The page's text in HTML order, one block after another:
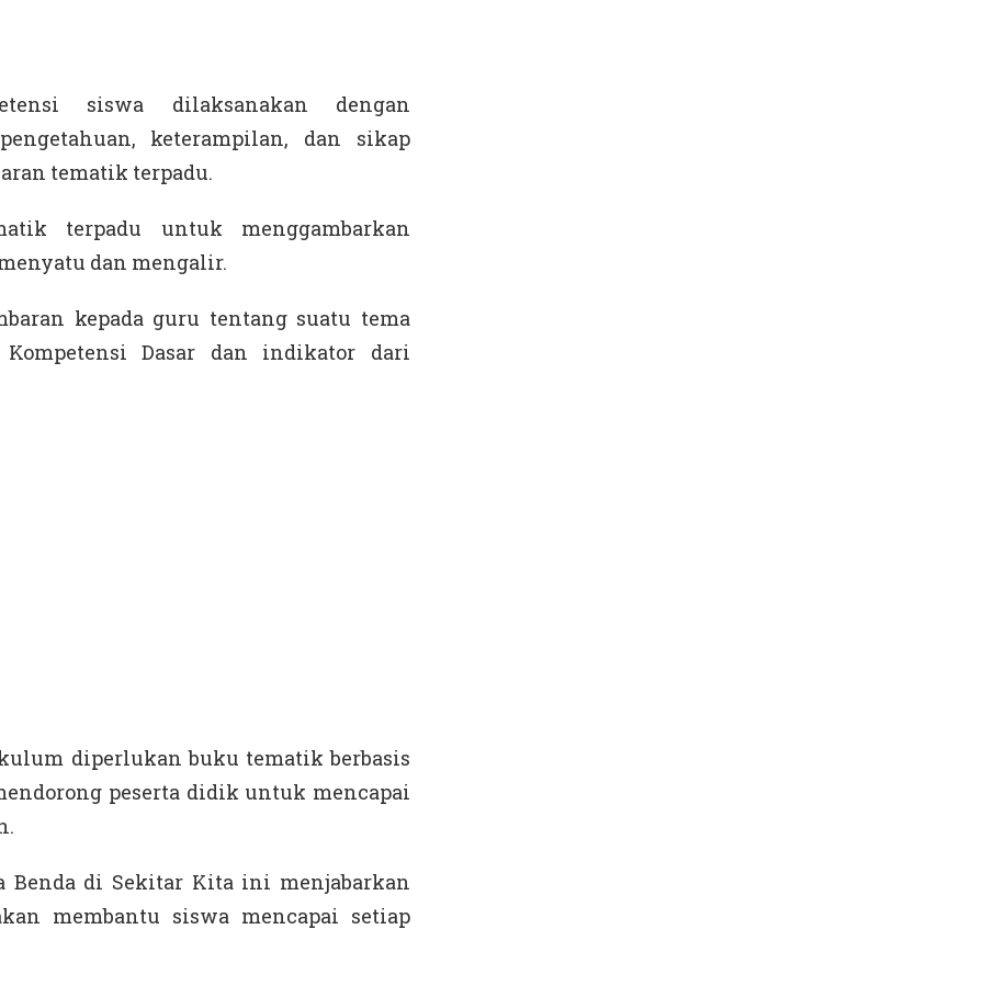
siswa dilaksanakan dengan
keterampilan, dan sikap
tematik terpadu.
terpadu untuk menggambarkan
dan mengalir.
kepada guru tentang suatu tema
Dasar dan indikator dari
diperlukan buku tematik berbasis
peserta didik untuk mencapai
Benda di Sekitar Kita ini menjabarkan
membantu siswa mencapai setiap